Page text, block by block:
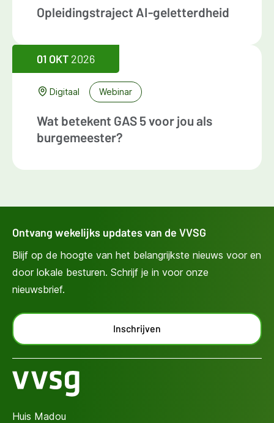
Opleidingstraject AI-geletterdheid
01 OKT 2026
Digitaal Webinar
Wat betekent GAS 5 voor jou als
burgemeester?
Ontvang wekelijks updates van de VVSG
Blijf op de hoogte van het belangrijkste nieuws voor en
door lokale besturen. Schrijf je in voor onze
nieuwsbrief.
Inschrijven
Huis Madou